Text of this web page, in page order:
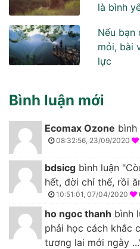
là bình
Nếu bạn
mỏi, bài
lực
Bình luận mới
Ecomax Ozone bình
08:32:56, 23/09/2020
bdsicg bình luận
hết, đời chỉ thế, rồi
10:51:01, 07/04/2020
ho ngoc thanh bình
phải học cách khắc
tương lai mới ngày